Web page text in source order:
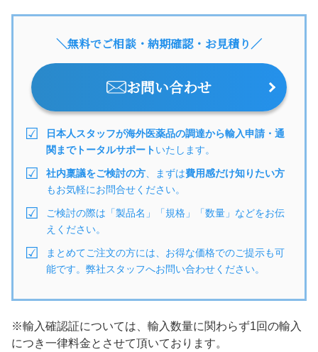
＼無料でご相談・納期確認・お見積り／
お問い合わせ
日本人スタッフが海外医薬品の調達から輸入申請・通
関までトータルサポートいたします。
社内稟議をご検討の方 、まずは費用感だけ知りたい方
もお気軽にお問合せください。
ご検討の際は「製品名」「規格」「数量」などをお伝
えください。
まとめてご注文の方には、お得な価格でのご提示も可
能です。弊社スタッフへお問い合わせください。
※輸入確認証については、輸入数量に関わらず1回の輸入
につき一律料金とさせて頂いております。